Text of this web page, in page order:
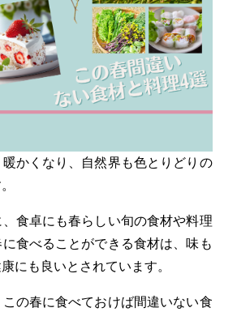
かくなり、自然界も色とりどりの
食卓にも春らしい旬の食材や料理
食べることができる食材は、味も
にも良いとされています。
の春に食べておけば間違いない食